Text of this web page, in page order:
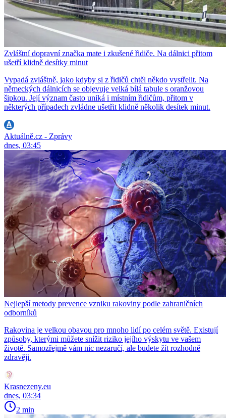
Zvláštní dopravní značka mate i zkušené řidiče. Na dálnici přitom
ušetří klidně desítky minut
Vypadá zvláštně, jako kdyby si z řidičů chtěl někdo vystřelit. Na
německých dálnicích se objevuje velká bílá tabule s oranžovou
šipkou. Její význam často uniká i místním řidičům, přitom v
některých případech zvládne ušetřit klidně několik desítek minut.
Aktuálně.cz - Zprávy
dnes, 03:45
Nejlepší metody prevence vzniku rakoviny podle zahraničních
odborníků
Rakovina je velkou obavou pro mnoho lidí po celém světě. Existují
způsoby, kterými můžete snížit riziko jejího výskytu ve vašem
životě. Samozřejmě vám nic nezaručí, ale budete žít rozhodně
zdravěji.
Krasnezeny.eu
dnes, 03:34
2 min